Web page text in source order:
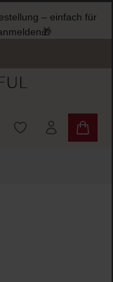
– einfach für
Du hast 0